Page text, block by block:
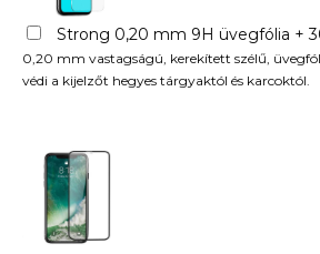
Strong 0,20 mm 9H üvegfólia +
0,20 mm vastagságú, kerekített szélű,
védi a kijelzőt hegyes tárgyaktól és karcoktól.